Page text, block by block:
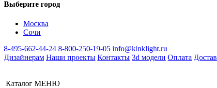
Выберите город
Москва
Сочи
8-495-662-44-24 8-800-250-19-05 info@kinklight.ru
Дизайнерам Наши проекты Контакты 3d модели Оплата
Каталог МЕНЮ